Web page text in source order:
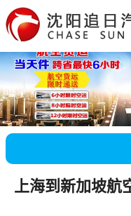
上海到新加坡航